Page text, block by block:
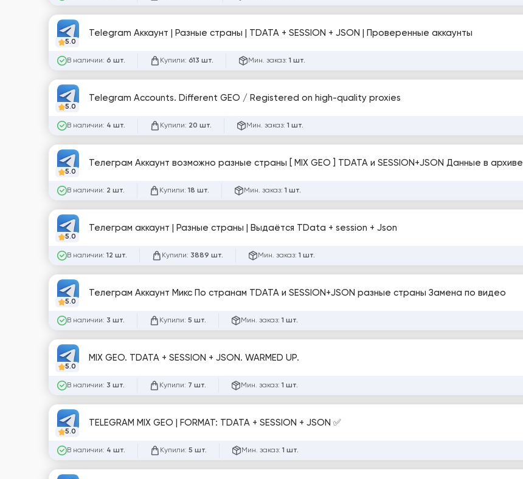
5.0
Telegram Аккаунт | Разные страны | TDATA + SESSION + JSON | Проверенные аккаунты
В наличии: 6 шт. Купили: 613 шт. Мин. заказ: 1 шт.
5.0
Telegram Accounts. Different GEO / Registered on high-quality proxies
В наличии: 4 шт. Купили: 20 шт. Мин. заказ: 1 шт.
5.0
Телеграм Аккаунт возможно разные страны [ MIX GEO ] TDATA и SESSION+JSON Данные в архиве
В наличии: 2 шт. Купили: 18 шт. Мин. заказ: 1 шт.
5.0
Телеграм аккаунт | Разные страны | Выдаётся TData + session + Json
В наличии: 12 шт. Купили: 3889 шт. Мин. заказ: 1 шт.
5.0
Телеграм Аккаунт Микс По странам TDATA и SESSION+JSON разные страны Замена по видео
В наличии: 3 шт. Купили: 5 шт. Мин. заказ: 1 шт.
5.0
MIX GEO. TDATA + SESSION + JSON. WARMED UP.
В наличии: 3 шт. Купили: 7 шт. Мин. заказ: 1 шт.
5.0
TELEGRAM MIX GEO | FORMAT: TDATA + SESSION + JSON ✅
В наличии: 4 шт. Купили: 5 шт. Мин. заказ: 1 шт.